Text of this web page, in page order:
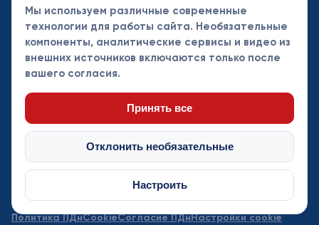
8-495-621-35-95
Новости
Турниры
Контакты
партнеры
© Федерация хоккея Москвы 2013 - 2026. Все права защищены
Политика ПДнCookieСогласие ПДнНастройки cookie
Мы используем различные современные
технологии для работы сайта. Необязательные
компоненты, аналитические сервисы и видео из
внешних источников включаются только после
вашего согласия.
Принять все
Отклонить необязательные
Настроить